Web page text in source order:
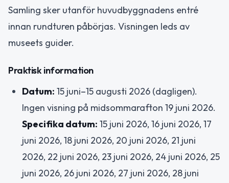
Samling sker utanför huvudbyggnadens entré
innan rundturen påbörjas. Visningen leds av
museets guider.
Praktisk information
Datum: 15 juni–15 augusti 2026 (dagligen).
Ingen visning på midsommarafton 19 juni 2026.
Specifika datum: 15 juni 2026, 16 juni 2026, 17
juni 2026, 18 juni 2026, 20 juni 2026, 21 juni
2026, 22 juni 2026, 23 juni 2026, 24 juni 2026, 25
juni 2026, 26 juni 2026, 27 juni 2026, 28 juni